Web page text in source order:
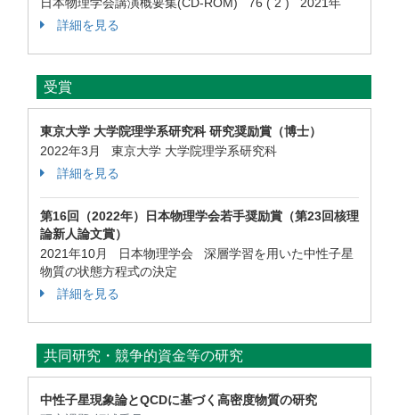
詳細を見る
受賞
東京大学 大学院理学系研究科 研究奨励賞（博士）
2022年3月 東京大学 大学院理学系研究科
詳細を見る
第16回（2022年）日本物理学会若手奨励賞（第23回核理
論新人論文賞）
2021年10月 日本物理学会 深層学習を用いた中性子星
物質の状態方程式の決定
詳細を見る
共同研究・競争的資金等の研究
中性子星現象論とQCDに基づく高密度物質の研究